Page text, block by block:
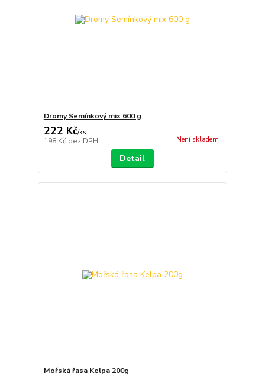
Dromy Semínkový mix 600 g
222 Kč/ks
198 Kč bez DPH Není skladem
Detail
Mořská řasa Kelpa 200g